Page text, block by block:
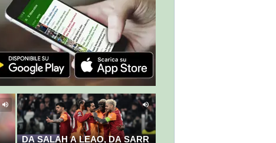
DA SALAH A LEAO, DA SARR